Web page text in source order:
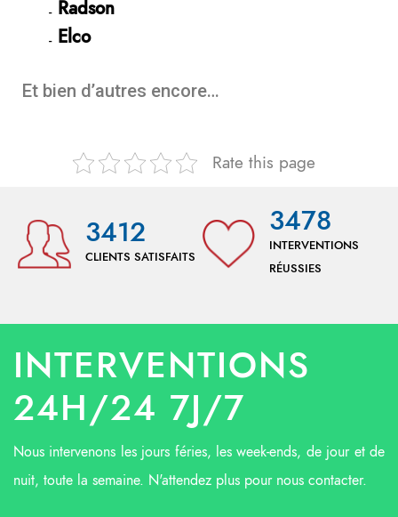
Radson
Elco
Et bien d’autres encore…
Rate this page
3412
CLIENTS SATISFAITS
3478
INTERVENTIONS
RÉUSSIES
INTERVENTIONS
24H/24 7J/7
Nous intervenons les jours féries, les week-ends, de jour et de
nuit, toute la semaine. N'attendez plus pour nous contacter.